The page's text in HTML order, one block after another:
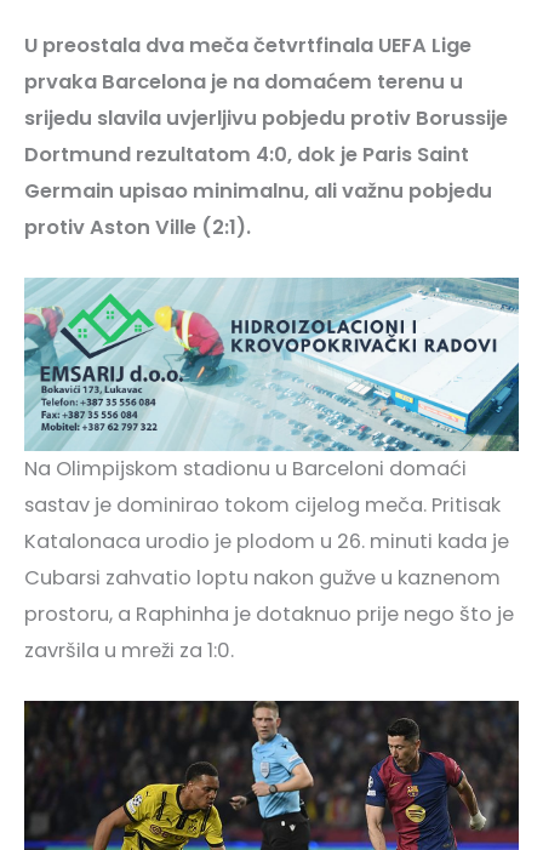
U preostala dva meča četvrtfinala UEFA Lige
prvaka Barcelona je na domaćem terenu u
srijedu slavila uvjerljivu pobjedu protiv Borussije
Dortmund rezultatom 4:0, dok je Paris Saint
Germain upisao minimalnu, ali važnu pobjedu
protiv Aston Ville (2:1).
Na Olimpijskom stadionu u Barceloni domaći
sastav je dominirao tokom cijelog meča. Pritisak
Katalonaca urodio je plodom u 26. minuti kada je
Cubarsi zahvatio loptu nakon gužve u kaznenom
prostoru, a Raphinha je dotaknuo prije nego što je
završila u mreži za 1:0.